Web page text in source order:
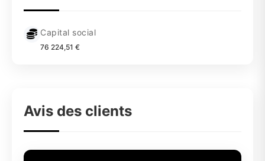
Capital social
76 224,51 €
Avis des clients